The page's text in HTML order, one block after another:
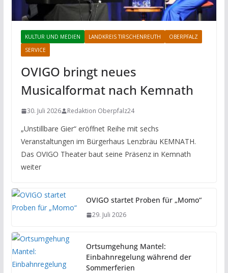
KULTUR UND MEDIEN LANDKREIS TIRSCHENREUTH
OBERPFALZ
SERVICE
OVIGO bringt neues
Musicalformat nach Kemnath
30. Juli 2026 Redaktion Oberpfalz24
„Unstillbare Gier“ eröffnet Reihe mit sechs
Veranstaltungen im Bürgerhaus Lenzbräu KEMNATH.
Das OVIGO Theater baut seine Präsenz in Kemnath
weiter
OVIGO startet Proben für „Momo“
29. Juli 2026
Ortsumgehung Mantel:
Einbahnregelung während der
Sommerferien